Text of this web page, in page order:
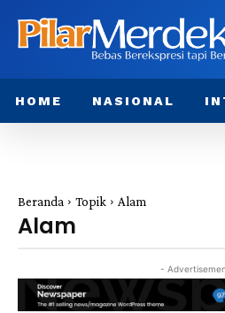
HOME NASIONAL
Beranda Topik Alam
Alam
-